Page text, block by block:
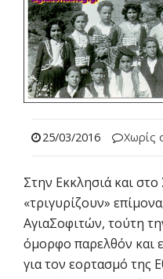
25/03/2016 Χωρίς
Στην Εκκλησιά και
«τριγυρίζουν»
ΑγιαΣοφιτών, τούτη
όμορφο παρελθόν και
για τον εορτασμό της